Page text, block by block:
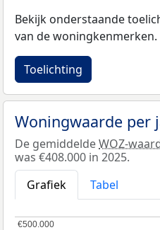
Bekijk onderstaande
van de woningkenmerken.
Toelichting
Woningwaarde per
De gemiddeldeWOZ-
was €408.000 in 2025.
Grafiek
Tabel
€500.000
€500.000